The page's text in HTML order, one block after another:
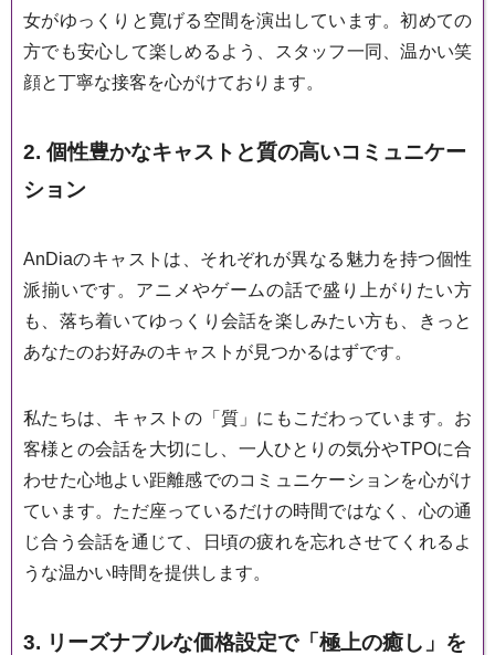
女がゆっくりと寛げる空間を演出しています。初めての
方でも安心して楽しめるよう、スタッフ一同、温かい笑
顔と丁寧な接客を心がけております。
2. 個性豊かなキャストと質の高いコミュニケー
ション
AnDiaのキャストは、それぞれが異なる魅力を持つ個性
派揃いです。アニメやゲームの話で盛り上がりたい方
も、落ち着いてゆっくり会話を楽しみたい方も、きっと
あなたのお好みのキャストが見つかるはずです。
私たちは、キャストの「質」にもこだわっています。お
客様との会話を大切にし、一人ひとりの気分やTPOに合
わせた心地よい距離感でのコミュニケーションを心がけ
ています。ただ座っているだけの時間ではなく、心の通
じ合う会話を通じて、日頃の疲れを忘れさせてくれるよ
うな温かい時間を提供します。
3. リーズナブルな価格設定で「極上の癒し」を